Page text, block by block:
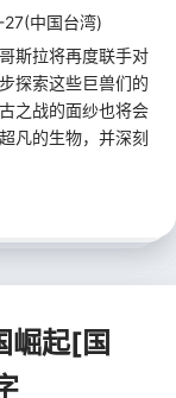
中国台湾)
斯拉将再度联手对
探索这些巨兽们的
之战的面纱也将会
凡的生物，并深刻
崛起[国